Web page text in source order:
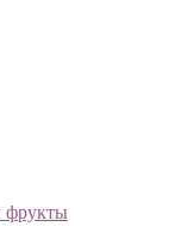
фрукты